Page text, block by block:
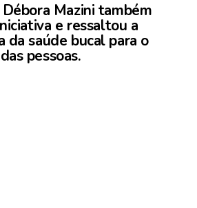
Mazini também
e ressaltou a
da saúde bucal para o
pessoas.